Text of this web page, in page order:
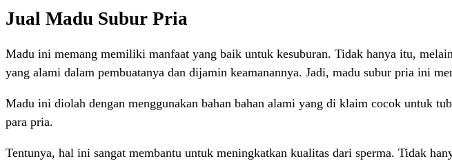
Jual Madu Subur Pria
Madu ini memang memiliki manfaat yang baik untuk kesuburan. Tidak hanya itu,
yang alami dalam pembuatanya dan dijamin keamanannya. Jadi, madu subur pria ini
Madu ini diolah dengan menggunakan bahan bahan alami yang di klaim cocok untuk
para pria.
Tentunya, hal ini sangat membantu untuk meningkatkan kualitas dari sperma. Tidak